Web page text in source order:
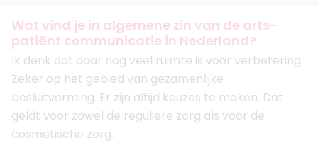
Wat vind je in algemene zin van de arts-
patiënt communicatie in Nederland?
Ik denk dat daar nog veel ruimte is voor verbetering.
Zeker op het gebied van gezamenlijke
besluitvorming. Er zijn altijd keuzes te maken. Dat
geldt voor zowel de reguliere zorg als voor de
cosmetische zorg.